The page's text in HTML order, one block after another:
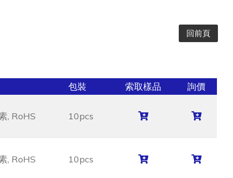
回前頁
包裝 索取樣品 詢價
, RoHS 10pcs
, RoHS 10pcs